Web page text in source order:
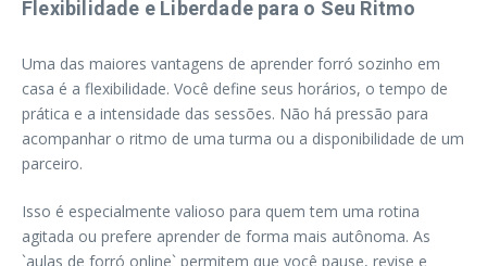
Flexibilidade e Liberdade para o Seu Ritmo
Uma das maiores vantagens de aprender forró sozinho em
casa é a flexibilidade. Você define seus horários, o tempo de
prática e a intensidade das sessões. Não há pressão para
acompanhar o ritmo de uma turma ou a disponibilidade de um
parceiro.
Isso é especialmente valioso para quem tem uma rotina
agitada ou prefere aprender de forma mais autônoma. As
`aulas de forró online` permitem que você pause, revise e